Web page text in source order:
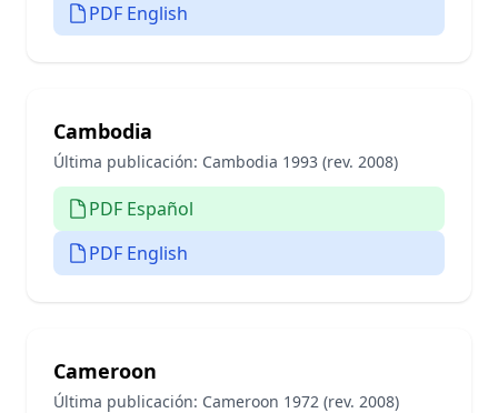
PDF English
Cambodia
Última publicación: Cambodia 1993 (rev. 2008)
PDF Español
PDF English
Cameroon
Última publicación: Cameroon 1972 (rev. 2008)